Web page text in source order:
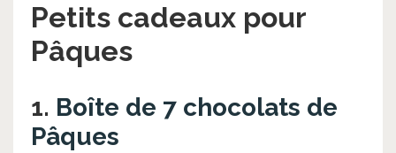
Petits cadeaux pour
Pâques
1. Boîte de 7 chocolats de
Pâques